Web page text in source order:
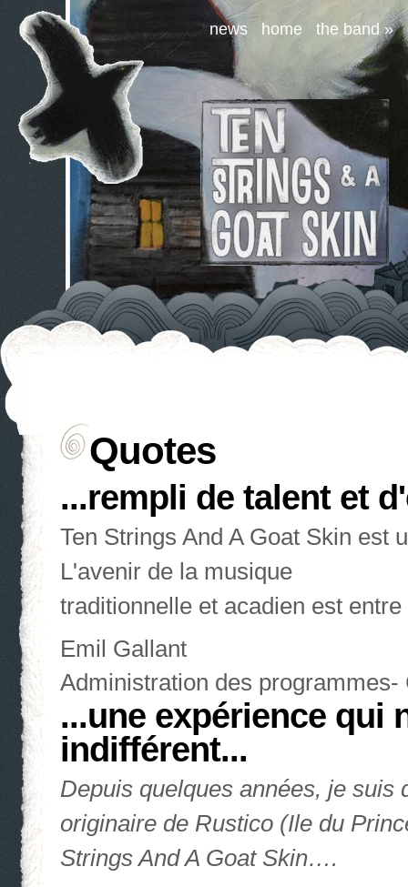
news home the band »
Quotes
...rempli de talent et
Ten Strings And A Goat Skin est
L'avenir de la musique
traditionnelle et acadien est
Emil Gallant
Administration des programmes-
...une expérience qui
indifférent...
Depuis quelques années, je
originaire de Rustico (Ile du
Strings And A Goat Skin….